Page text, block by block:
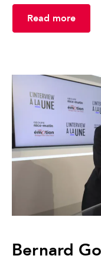
Read more
Bernard